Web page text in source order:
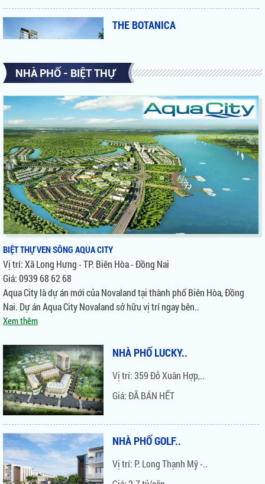
GARDEN GATE HOÀNG..
Vị trí: Số 8 Hoàng Minh..
Giá: Liên hệ 0939 68 62 68
ORCHARD GARDEN
Vị trí: 128 Hồng Hà, P. 9, Q...
Giá: Liên hệ 0939 68 62 68
Vị trí: 119 Phổ Quang, P. 9,..
ORCHARD PARKVIEW
Vị trí: 130 - 132 Hồng Hà, P...
KINGSTON NOVALAND
Vị trí: 146 Nguyễn Văn..
NHÀ PHỐ - BIỆT THỰ
BIỆT THỰ VEN SÔNG AQUA CITY
Vị trí: Xã Long Hưng - TP. Biên Hòa - Đồng Nai
Giá: 0939 68 62 68
Aqua City là dự án mới của Novaland tại thành phố Biên Hòa, Đồng
Nai. Dự án Aqua City Novaland sở hữu vị trí ngay bên..
Xem thêm
NHÀ PHỐ LUCKY..
Vị trí: 359 Đỗ Xuân Hợp,..
Giá: ĐÃ BÁN HẾT
NHÀ PHỐ GOLF..
Vị trí: P. Long Thạnh Mỹ -..